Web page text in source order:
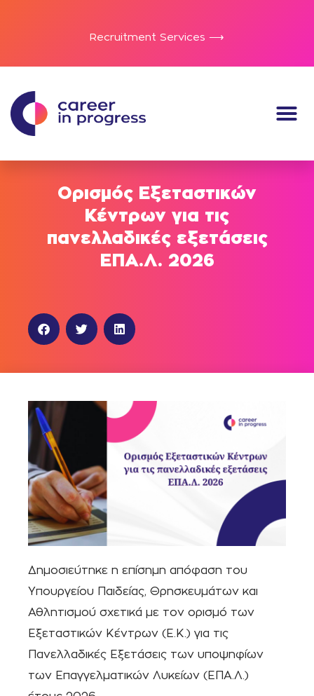
Recruitment Services ⟶
Ορισμός Εξεταστικών
Κέντρων για τις
πανελλαδικές εξετάσεις
ΕΠΑ.Λ. 2026
Δημοσιεύτηκε η επίσημη απόφαση του
Υπουργείου Παιδείας, Θρησκευμάτων και
Αθλητισμού σχετικά με τον ορισμό των
Εξεταστικών Κέντρων (Ε.Κ.) για τις
Πανελλαδικές Εξετάσεις των υποψηφίων
των Επαγγελματικών Λυκείων (ΕΠΑ.Λ.)